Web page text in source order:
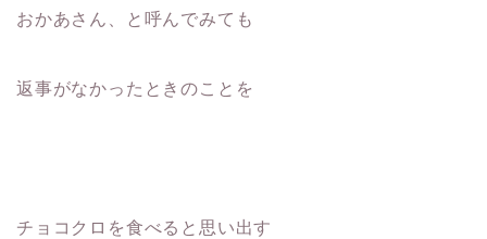
おかあさん、と呼んでみても
返事がなかったときのことを
チョコクロを食べると思い出す